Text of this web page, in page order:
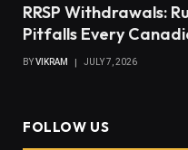
RRSP Withdrawals:
Pitfalls Every
BYVIKRAM JULY 7, 2026
FOLLOW US